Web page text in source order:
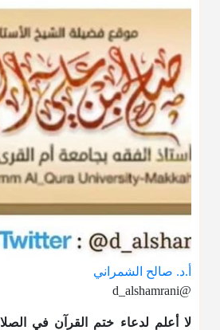
أ.د. صالح الشمراني
@d_alshamrani
لا أعلم لدعاء ختم القرآن في